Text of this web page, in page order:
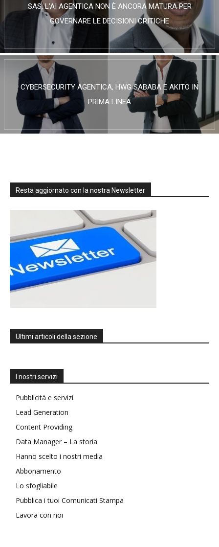
SAS, L’AI AGENTICA NON È ANCORA MATURA PER
GOVERNARE LE DECISIONI CRITICHE
CYBERSECURITY AGENTICA, HWG SABABA E AKITO IN
PRIMA LINEA
Resta aggiornato con la nostra Newsletter
Ultimi articoli della sezione
I nostri servizi
Pubblicità e servizi
Lead Generation
Content Providing
Data Manager – La storia
Hanno scelto i nostri media
Abbonamento
Lo sfogliabile
Pubblica i tuoi Comunicati Stampa
Lavora con noi